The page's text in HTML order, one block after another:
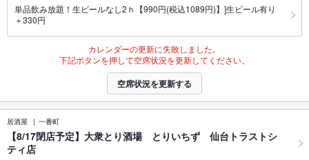
単品飲み放題！生ビールなし2ｈ【990円(税込1089円)】]生ビール有り
＋330円
カレンダーの更新に失敗しました。
下記ボタンを押して空席状況を更新してください。
空席状況を更新する
居酒屋 一番町
【8/17閉店予定】大衆とり酒場 とりいちず 仙台トラストシ
ティ店